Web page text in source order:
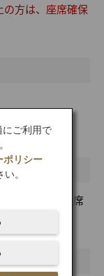
方は、座席確保
ケット特典（1席
にご利用で
ポリシー
。